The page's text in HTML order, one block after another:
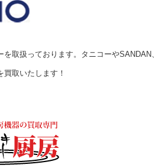
取扱っております。タニコーやSANDAN、
取いたします！